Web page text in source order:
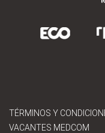
TÉRMINOS Y
VACANTES MEDCOM